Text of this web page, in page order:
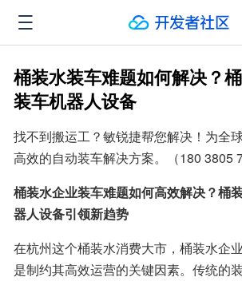
桶装水装车难题如何解决？
装车机器人设备
找不到搬运工？敏锐捷帮您解决！为全
高效的自动装车解决方案。（180 3805
桶装水企业装车难题如何高效解决？桶
器人设备引领新趋势
在杭州这个桶装水消费大市，桶装水企
是制约其高效运营的关键因素。传统的